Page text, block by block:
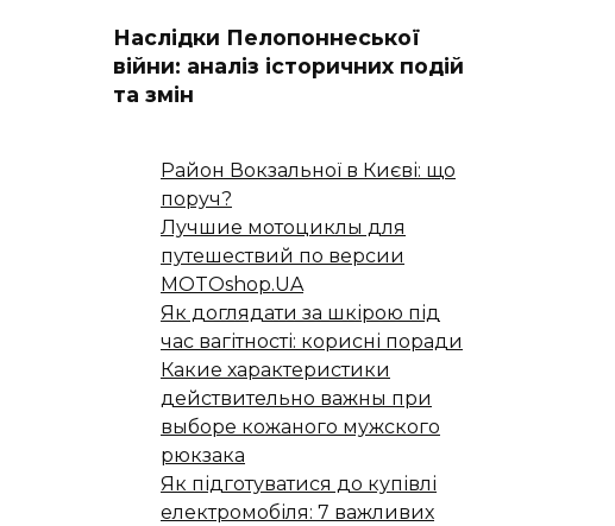
Наслідки Пелопоннеської
війни: аналіз історичних подій
та змін
Район Вокзальної в Києві: що
поруч?
Лучшие мотоциклы для
путешествий по версии
MOTOshop.UA
Як доглядати за шкірою під
час вагітності: корисні поради
Какие характеристики
действительно важны при
выборе кожаного мужского
рюкзака
Як підготуватися до купівлі
електромобіля: 7 важливих